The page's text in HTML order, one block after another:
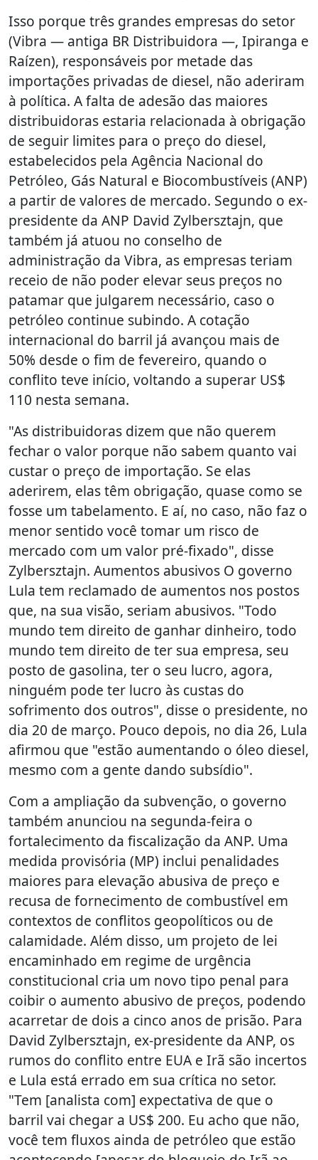
Isso porque três grandes empresas do setor
(Vibra — antiga BR Distribuidora —, Ipiranga e
Raízen), responsáveis por metade das
importações privadas de diesel, não aderiram
à política. A falta de adesão das maiores
distribuidoras estaria relacionada à obrigação
de seguir limites para o preço do diesel,
estabelecidos pela Agência Nacional do
Petróleo, Gás Natural e Biocombustíveis (ANP)
a partir de valores de mercado. Segundo o ex-
presidente da ANP David Zylbersztajn, que
também já atuou no conselho de
administração da Vibra, as empresas teriam
receio de não poder elevar seus preços no
patamar que julgarem necessário, caso o
petróleo continue subindo. A cotação
internacional do barril já avançou mais de
50% desde o fim de fevereiro, quando o
conflito teve início, voltando a superar US$
110 nesta semana.
"As distribuidoras dizem que não querem
fechar o valor porque não sabem quanto vai
custar o preço de importação. Se elas
aderirem, elas têm obrigação, quase como se
fosse um tabelamento. E aí, no caso, não faz o
menor sentido você tomar um risco de
mercado com um valor pré-fixado", disse
Zylbersztajn. Aumentos abusivos O governo
Lula tem reclamado de aumentos nos postos
que, na sua visão, seriam abusivos. "Todo
mundo tem direito de ganhar dinheiro, todo
mundo tem direito de ter sua empresa, seu
posto de gasolina, ter o seu lucro, agora,
ninguém pode ter lucro às custas do
sofrimento dos outros", disse o presidente, no
dia 20 de março. Pouco depois, no dia 26, Lula
afirmou que "estão aumentando o óleo diesel,
mesmo com a gente dando subsídio".
Com a ampliação da subvenção, o governo
também anunciou na segunda-feira o
fortalecimento da fiscalização da ANP. Uma
medida provisória (MP) inclui penalidades
maiores para elevação abusiva de preço e
recusa de fornecimento de combustível em
contextos de conflitos geopolíticos ou de
calamidade. Além disso, um projeto de lei
encaminhado em regime de urgência
constitucional cria um novo tipo penal para
coibir o aumento abusivo de preços, podendo
acarretar de dois a cinco anos de prisão. Para
David Zylbersztajn, ex-presidente da ANP, os
rumos do conflito entre EUA e Irã são incertos
e Lula está errado em sua crítica no setor.
"Tem [analista com] expectativa de que o
barril vai chegar a US$ 200. Eu acho que não,
você tem fluxos ainda de petróleo que estão